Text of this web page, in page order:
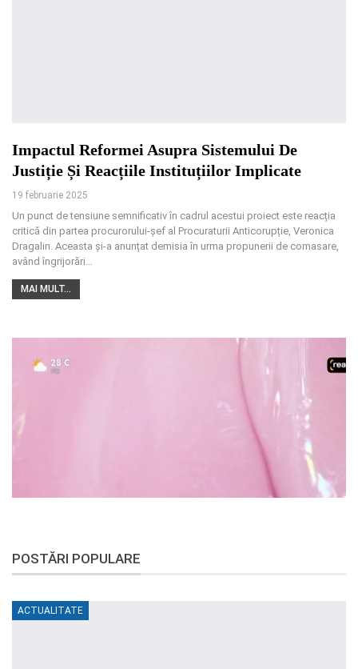
Impactul Reformei Asupra Sistemului De
Justiție Și Reacțiile Instituțiilor Implicate
19 februarie 2025
Un punct de tensiune semnificativ în cadrul acestui proiect este reacția
critică din partea procurorului-șef al Procuraturii Anticorupție, Veronica
Dragalin. Aceasta și-a anunțat demisia în urma propunerii de comasare,
având îngrijorări…
MAI MULT...
POSTĂRI POPULARE
ACTUALITATE